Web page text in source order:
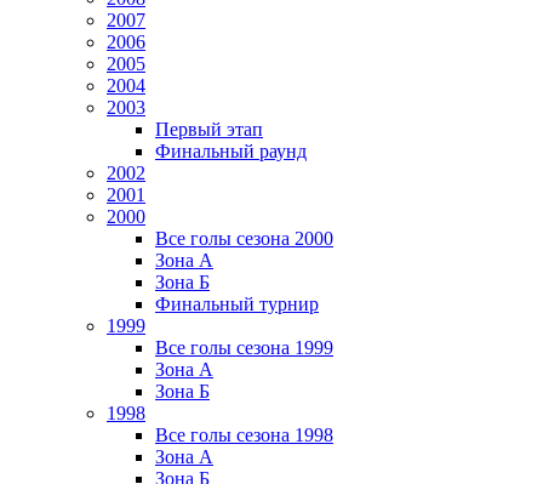
2007
2006
2005
2004
2003
Первый этап
Финальный раунд
2002
2001
2000
Все голы сезона 2000
Зона А
Зона Б
Финальный турнир
1999
Все голы сезона 1999
Зона А
Зона Б
1998
Все голы сезона 1998
Зона А
Зона Б